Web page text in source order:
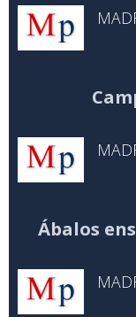
Ábalos